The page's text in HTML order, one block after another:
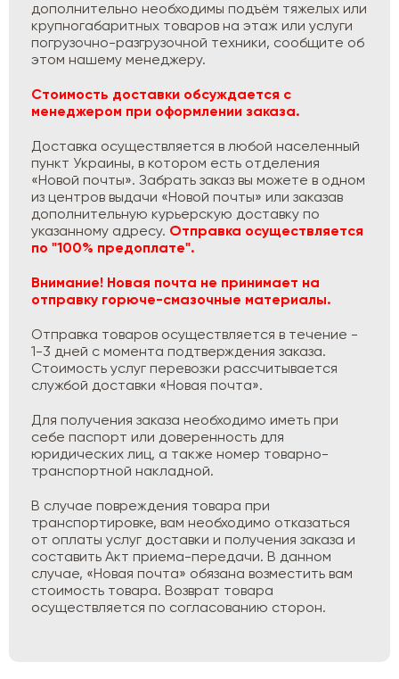
дополнительно необходимы подъём тяжелых или
крупногабаритных товаров на этаж или услуги
погрузочно-разгрузочной техники, сообщите об
этом нашему менеджеру.
Стоимость доставки обсуждается с
менеджером при оформлении заказа.
Доставка осуществляется в любой населенный
пункт Украины, в котором есть отделения
«Новой почты». Забрать заказ вы можете в одном
из центров выдачи «Новой почты» или заказав
дополнительную курьерскую доставку по
указанному адресу. Отправка осуществляется
по "100% предоплате".
Внимание! Новая почта не принимает на
отправку горюче-смазочные материалы.
Отправка товаров осуществляется в течение -
1-3 дней с момента подтверждения заказа.
Стоимость услуг перевозки рассчитывается
службой доставки «Новая почта».
Для получения заказа необходимо иметь при
себе паспорт или доверенность для
юридических лиц, а также номер товарно-
транспортной накладной.
В случае повреждения товара при
транспортировке, вам необходимо отказаться
от оплаты услуг доставки и получения заказа и
составить Акт приема-передачи. В данном
случае, «Новая почта» обязана возместить вам
стоимость товара. Возврат товара
осуществляется по согласованию сторон.